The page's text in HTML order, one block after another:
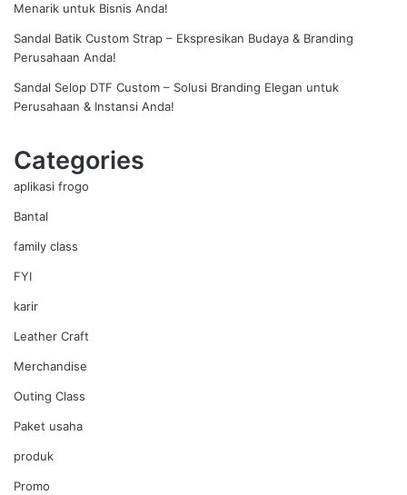
Menarik untuk Bisnis Anda!
Sandal Batik Custom Strap – Ekspresikan Budaya & Branding
Perusahaan Anda!
Sandal Selop DTF Custom – Solusi Branding Elegan untuk
Perusahaan & Instansi Anda!
Categories
aplikasi frogo
Bantal
family class
FYI
karir
Leather Craft
Merchandise
Outing Class
Paket usaha
produk
Promo